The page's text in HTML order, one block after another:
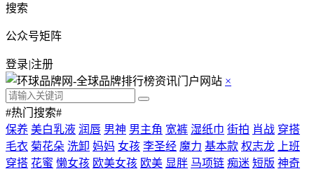
搜索
公众号矩阵
登录|注册
×
#热门搜索#
保养 美白乳液 润唇 男神 男主角 宽裤 湿纸巾 街拍 肖战 穿搭
毛衣 菊花朵 洗卸 妈妈 女孩 李圣经 魔力 基本款 权志龙
上班
穿搭 花蜜 懒女孩 欧美女孩 欧美 显胖 马项链 痴迷 短版 神奇